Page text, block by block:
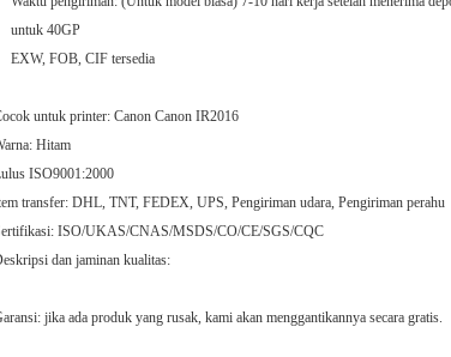
untuk 40GP
EXW, FOB, CIF tersedia
untuk printer: Canon Canon IR2016
Hitam
ISO9001:2000
transfer: DHL, TNT, FEDEX, UPS, Pengiriman udara, Pengiriman perahu
ISO/UKAS/CNAS/MSDS/CO/CE/SGS/CQC
dan jaminan kualitas:
jika ada produk yang rusak, kami akan menggantikannya secara gratis.